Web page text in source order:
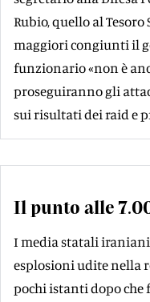
Rubio, quello al Tesoro
maggiori congiunti il
funzionario «non è
proseguiranno gli
sui risultati dei raid e
Il punto alle
I media statali
esplosioni udite nella
pochi istanti dopo